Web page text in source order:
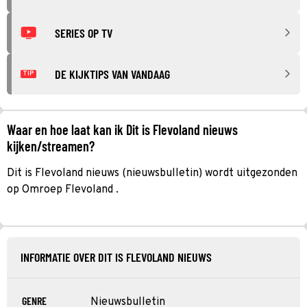
SERIES OP TV
TIP DE KIJKTIPS VAN VANDAAG
Waar en hoe laat kan ik Dit is Flevoland nieuws
kijken/streamen?
Dit is Flevoland nieuws (nieuwsbulletin) wordt uitgezonden
op Omroep Flevoland .
INFORMATIE OVER DIT IS FLEVOLAND NIEUWS
GENRE Nieuwsbulletin